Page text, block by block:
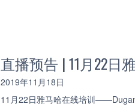
直播预告 | 11月22
2019年11月18日
11月22日雅马哈在线培训